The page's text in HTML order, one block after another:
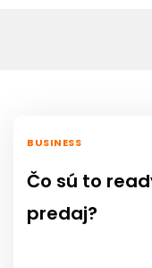
BUSINESS
Čo sú to
predaj?